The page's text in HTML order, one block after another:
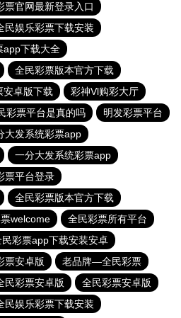
票官网最新登录入口
民娱乐彩票下载安装
app下载大全
全民彩票版本官方下载
安卓版下载
彩神Vl购彩大厅
彩票平台是真的吗
明发彩票平台
大发系统彩票app
一分大发系统彩票app
票平台登录
全民彩票版本官方下载
welcome
全民彩票所有平台
民彩票app下载安装安卓
票安卓版
老品牌—全民彩票
民彩票安卓版
全民彩票安卓版
民娱乐彩票下载安装